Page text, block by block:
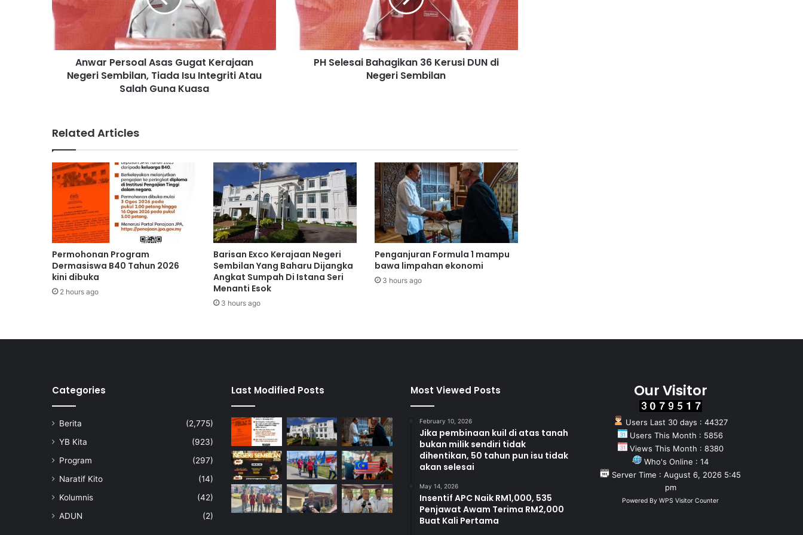
P
s
s
G
u
g
e
r
a
j
a
a
g
S
b
i
a
n
T
i
Anwar Persoal Asas Gugat Kerajaan
Negeri Sembilan, Tiada Isu Integriti Atau
Salah Guna Kuasa
e
a
n
3
6
K
e
r
u
i
D
N
r
e
m
b
i
l
a
n
PH Selesai Bahagikan 36 Kerusi DUN di
Negeri Sembilan
Related Articles
Permohonan Program
Dermasiswa B40 Tahun 2026
kini dibuka
2 hours ago
Barisan Exco Kerajaan Negeri
Sembilan Yang Baharu Dijangka
Angkat Sumpah Di Istana Seri
Menanti Esok
3 hours ago
Penganjuran Formula 1 mampu
bawa limpahan ekonomi
3 hours ago
Categories
Berita
(2,775)
YB Kita
(923)
Program
(297)
Naratif Kito
(14)
Kolumnis
(42)
ADUN
(2)
Last Modified Posts Most Viewed Posts
February 10, 2026
Jika pembinaan kuil di atas tanah
bukan milik sendiri tidak
dihentikan, 50 tahun pun isu tidak
akan selesai
May 14, 2026
Insentif APC Naik RM1,000, 535
Penjawat Awam Terima RM2,000
Buat Kali Pertama
Our Visitor
Users Last 30 days : 44327
Users This Month : 5856
Views This Month : 8380
Who's Online : 14
Server Time : August 6, 2026 5:45
pm
Powered By WPS Visitor Counter